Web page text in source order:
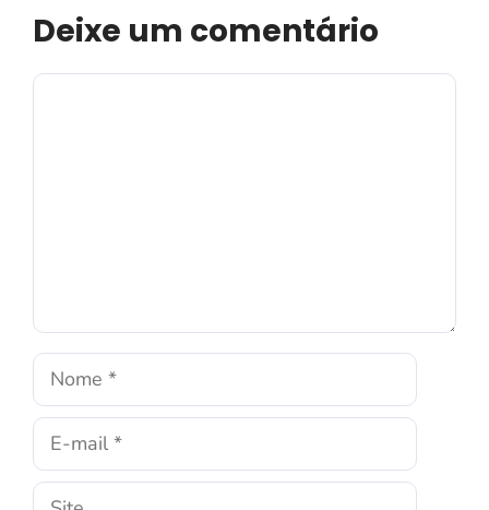
Deixe um comentário